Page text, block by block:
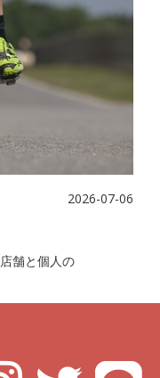
2026-07-06
舗と個人の